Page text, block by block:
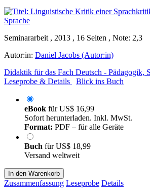
Seminararbeit , 2013 , 16 Seiten , Note: 2,3
Autor:in: Daniel Jacobs (Autor:in)
Didaktik für das Fach Deutsch - Pädagogik,
Leseprobe & Details
Blick ins Buch
eBook fürUS$ 16,99
Sofort herunterladen. Inkl. MwSt.
Format: PDF – für alle Geräte
Buch fürUS$ 18,99
Versand weltweit
In den Warenkorb
Zusammenfassung Leseprobe Details